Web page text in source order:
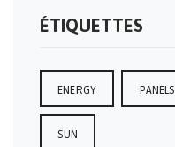
ÉTIQUETTES
ENERGY PANELS
SUN